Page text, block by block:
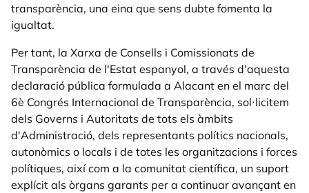
transparència, una eina que sens dubte fomenta la
igualtat.
Per tant, la Xarxa de Consells i Comissionats de
Transparència de l'Estat espanyol, a través d'aquesta
declaració pública formulada a Alacant en el marc del
6è Congrés Internacional de Transparència, sol·licitem
dels Governs i Autoritats de tots els àmbits
d'Administració, dels representants polítics nacionals,
autonòmics o locals i de totes les organitzacions i forces
polítiques, així com a la comunitat científica, un suport
explícit als òrgans garants per a continuar avançant en